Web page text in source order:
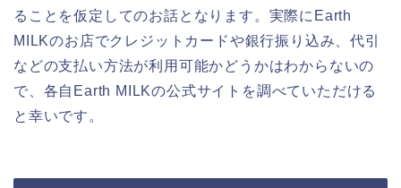
ることを仮定してのお話となります。実際にEarth
MILKのお店でクレジットカードや銀行振り込み、代引
などの支払い方法が利用可能かどうかはわからないの
で、各自Earth MILKの公式サイトを調べていただける
と幸いです。